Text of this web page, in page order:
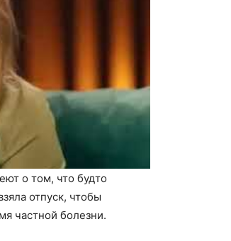
о том, что будто
отпуск, чтобы
частной болезни.